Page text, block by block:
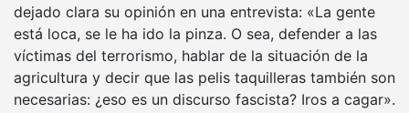
dejado clara su opinión en una entrevista: «La gente
está loca, se le ha ido la pinza. O sea, defender a las
víctimas del terrorismo, hablar de la situación de la
agricultura y decir que las pelis taquilleras también son
necesarias: ¿eso es un discurso fascista? Iros a cagar».